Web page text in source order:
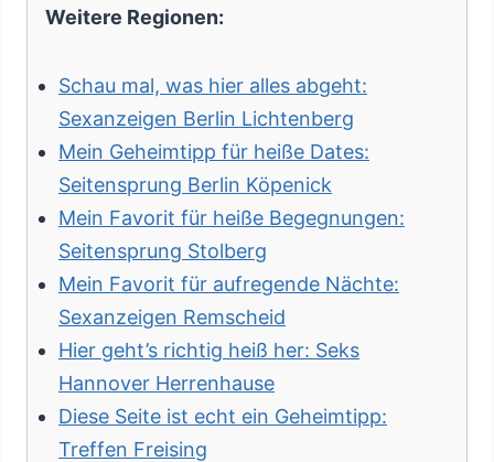
Weitere Regionen:
Schau mal, was hier alles abgeht:
Sexanzeigen Berlin Lichtenberg
Mein Geheimtipp für heiße Dates:
Seitensprung Berlin Köpenick
Mein Favorit für heiße Begegnungen:
Seitensprung Stolberg
Mein Favorit für aufregende Nächte:
Sexanzeigen Remscheid
Hier geht’s richtig heiß her: Seks
Hannover Herrenhause
Diese Seite ist echt ein Geheimtipp:
Treffen Freising